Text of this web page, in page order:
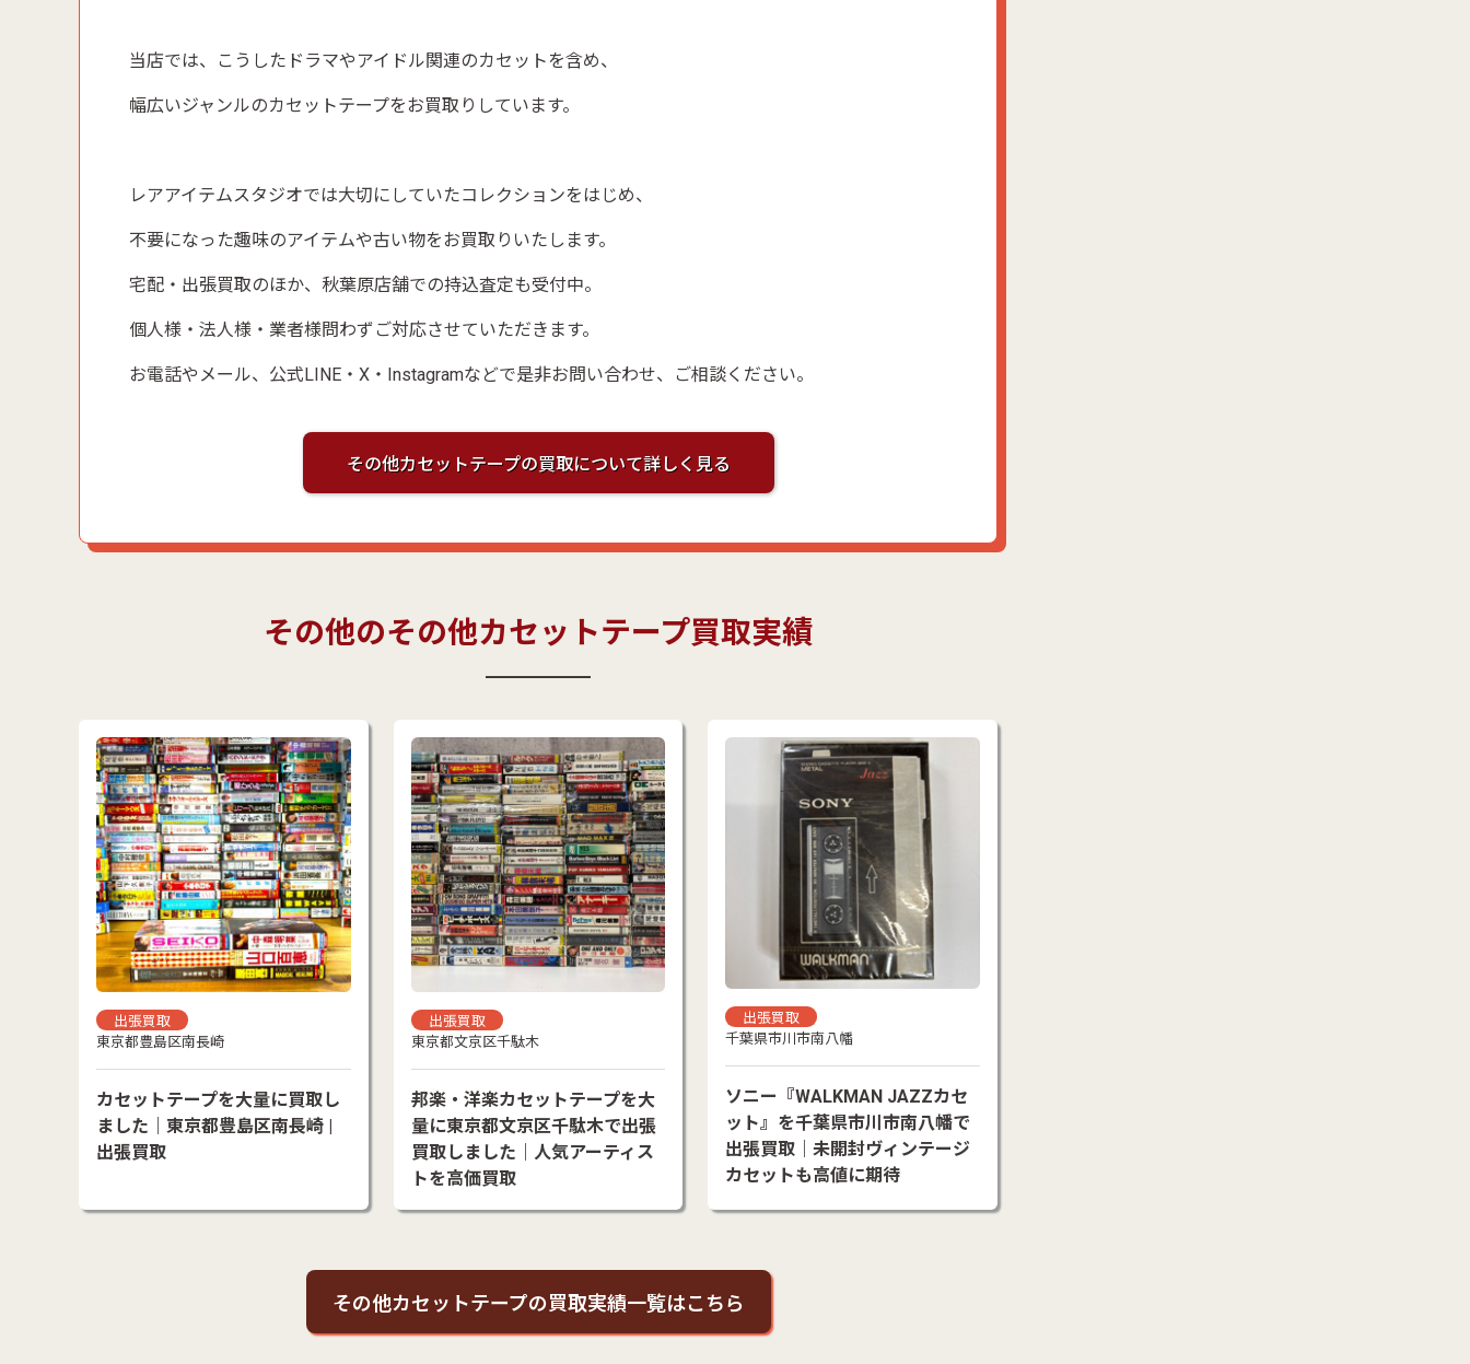
当店では、こうしたドラマやアイドル関連のカセットを含め、
幅広いジャンルのカセットテープをお買取りしています。
レアアイテムスタジオでは大切にしていたコレクションをはじめ、
不要になった趣味のアイテムや古い物をお買取りいたします。
宅配・出張買取のほか、秋葉原店舗での持込査定も受付中。
個人様・法人様・業者様問わずご対応させていただきます。
お電話やメール、公式LINE・X・Instagramなどで是非お問い合わせ、ご相談ください。
その他カセットテープの買取について詳しく見る
その他のその他カセットテープ買取実績
出張買取
東京都豊島区南長崎
カセットテープを大量に買取し
ました｜東京都豊島区南長崎 |
出張買取
出張買取
東京都文京区千駄木
邦楽・洋楽カセットテープを大
量に東京都文京区千駄木で出張
買取しました｜人気アーティス
トを高価買取
出張買取
千葉県市川市南八幡
ソニー『WALKMAN JAZZカセ
ット』を千葉県市川市南八幡で
出張買取｜未開封ヴィンテージ
カセットも高値に期待
その他カセットテープの買取実績一覧はこちら